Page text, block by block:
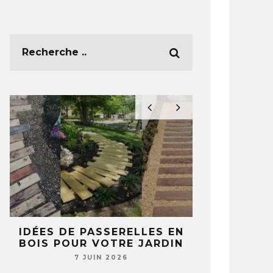
IDÉES DE PASSERELLES EN
BOIS POUR VOTRE JARDIN
7 JUIN 2026